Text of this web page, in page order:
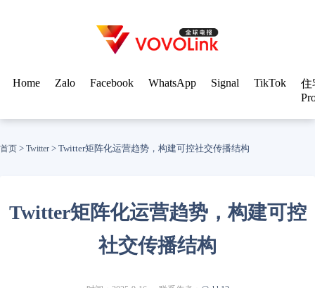
Home Zalo Facebook WhatsApp Signal TikTok
住
首页 > Twitter > Twitter矩阵化运营趋势，构建可控社交传播结构
Twitter矩阵化运营趋势，构建可控
社交传播结构